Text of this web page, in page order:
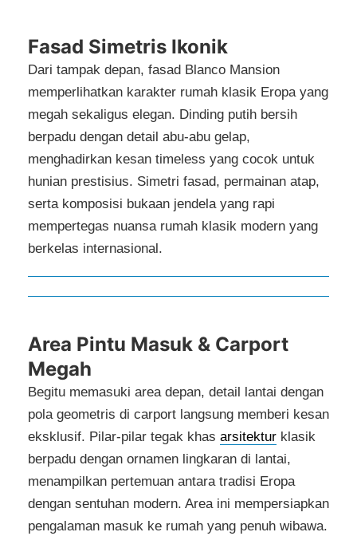
Fasad Simetris Ikonik
Dari tampak depan, fasad Blanco Mansion
memperlihatkan karakter rumah klasik Eropa yang
megah sekaligus elegan. Dinding putih bersih
berpadu dengan detail abu-abu gelap,
menghadirkan kesan timeless yang cocok untuk
hunian prestisius. Simetri fasad, permainan atap,
serta komposisi bukaan jendela yang rapi
mempertegas nuansa rumah klasik modern yang
berkelas internasional.
Area Pintu Masuk & Carport
Megah
Begitu memasuki area depan, detail lantai dengan
pola geometris di carport langsung memberi kesan
eksklusif. Pilar-pilar tegak khas arsitektur klasik
berpadu dengan ornamen lingkaran di lantai,
menampilkan pertemuan antara tradisi Eropa
dengan sentuhan modern. Area ini mempersiapkan
pengalaman masuk ke rumah yang penuh wibawa.